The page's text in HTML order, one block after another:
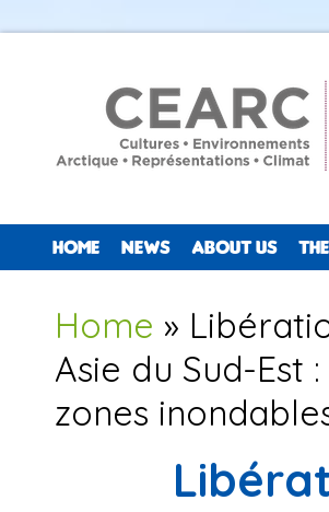
HOME NEWS ABOUT US
You are here
Home »
Asie du Sud-Est
zones